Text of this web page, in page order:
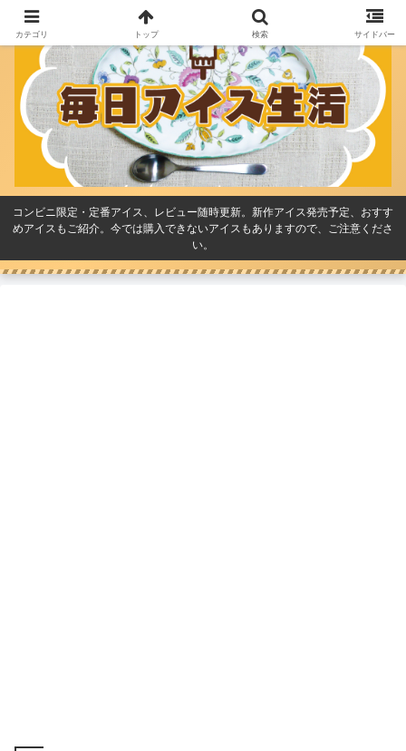
コンビニ限定・定番アイス、レビュー随時更新。新作アイス発売予定、おすす
めアイスもご紹介。今では購入できないアイスもありますので、ご注意くださ
い。
カテゴリ トップ 検索 サイドバー